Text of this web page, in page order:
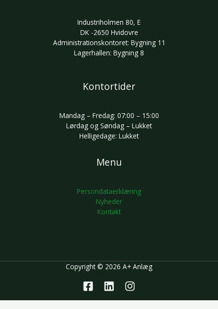
Industriholmen 80, E
DK -2650 Hvidovre
Administrationskontoret: Bygning 11
Lagerhallen: Bygning 8
Kontortider
Mandag – Fredag: 07:00 – 15:00
Lørdag og Søndag – Lukket
Helligedage: Lukket
Menu
Persondataerklæring
Nyheder
Kontakt
Copyright © 2026 A+ Anlæg